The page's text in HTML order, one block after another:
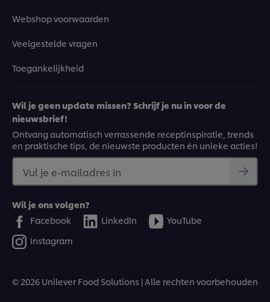
Webshop voorwaarden
Veelgestelde vragen
Toegankelijkheid
Wil je geen update missen? Schrijf je nu in voor de
nieuwsbrief!
Ontvang automatisch verrassende receptinspiratie, trends
en praktische tips, de nieuwste producten én unieke acties!
Vul je e-mailadres in
Wil je ons volgen?
Facebook
LinkedIn
YouTube
Instagram
© 2026 Unilever Food Solutions | Alle rechten voorbehouden